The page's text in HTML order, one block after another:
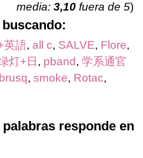
media: 3,10 fuera de 5)
英語, all c, SALVE, Flore,
灯+日 , pband, 学系通官
brusq, smoke, Rotac,
responde en